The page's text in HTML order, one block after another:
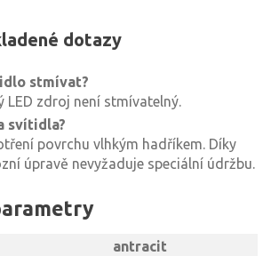
dotazy
stmívat?
LED zdroj není stmívatelný.
svítidla?
povrchu vlhkým hadříkem. Díky
úpravě nevyžaduje speciální údržbu.
antracit